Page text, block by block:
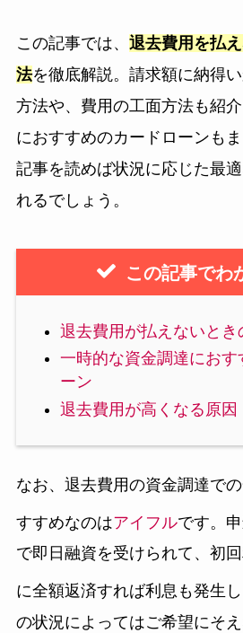
この記事では、 退去費用を払
法を徹底解説。請求額に納得
方法や、費用の工面方法も紹
におすすめのカードローンも
記事を読めば状況に応じた最
れるでしょう。
この記事でわ
退去費用が払えないとき
一時的な資金調達におす
ーン
退去費用が高くなる原因
なお、退去費用の資金調達で
すすめなのはアイフルです。
で即日融資を受けられて、初
に全額返済すれば利息も発生
の状況によってはご希望にそ